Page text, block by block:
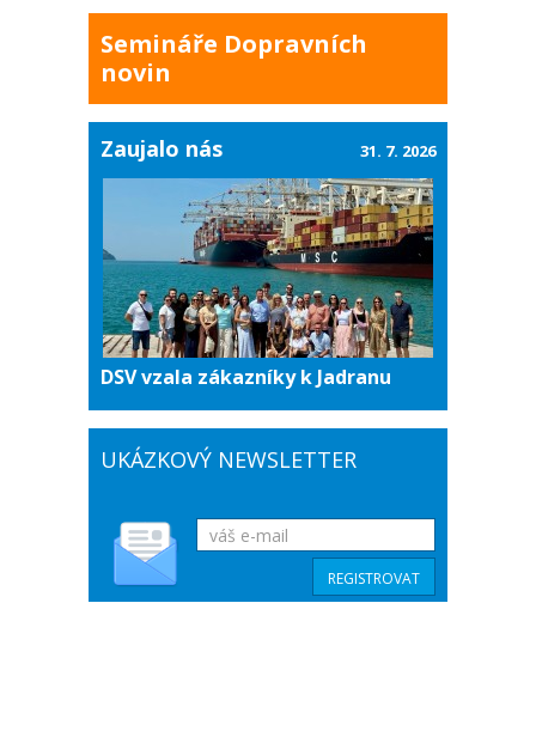
Semináře Dopravních
novin
Zaujalo nás
DSV vzala zákazníky k Jadranu
31. 7. 2026
UKÁZKOVÝ NEWSLETTER